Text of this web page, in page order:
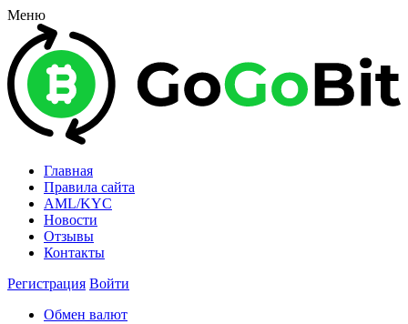
Меню
Главная
Правила сайта
AML/KYC
Новости
Отзывы
Контакты
Регистрация Войти
Обмен валют